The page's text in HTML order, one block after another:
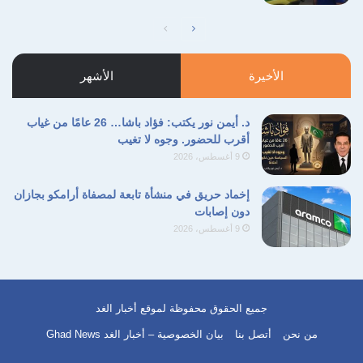
للنظام، عمّق الوطنية الإيرانية وحول التهديد
الخارجي إلى غراء يلصق المجتمع بنظامه.
تحولت إيران، في عيون كثر، من مجرد قوة إقليمية
إلى حصن يصد العدوان.
وفشل منطق “الردع عبر التصعيد” الأمريكي، ونجح
بدلاً منه منطق “الردع عبر الصمود” الإيراني.
طاولة المفاوضات المستحيلة
في الدبلوماسية، كان الفشل أكثر وضوحاً، لأنه صار
بنيوياً لا ظرفياً.
الصفحة
السابقة
الصفحة
التالية
الأخيرة الأشهر
د. أيمن نور يكتب: فؤاد باشا… 26 عامًا من غياب
أقرب للحضور. وجوه لا تغيب
9 أغسطس، 2026
إخماد حريق في منشأة تابعة لمصفاة أرامكو بجازان
دون إصابات
9 أغسطس، 2026
جميع الحقوق محفوظة لموقع أخبار الغد
من نحن أتصل بنا بيان الخصوصية – أخبار الغد Ghad News